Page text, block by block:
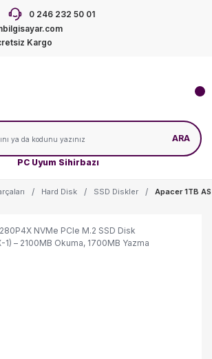
0 246 232 50 01
Kargo
PC Uyum Sihirbazı
ARA
Hard Disk SSD Diskler Apacer 1TB